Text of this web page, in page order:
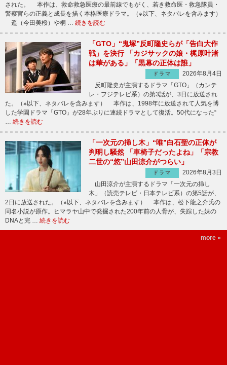
された。 本作は、救命救急医療の最前線でもがく、若き救命医・救急隊員・
警察官らの正義と成長を描く本格医療ドラマ。（※以下、ネタバレを含みます）
遥（今田美桜）や桐 … 続きを読む
「GTO」“鬼塚”反町隆史らが「告白大作
戦」を決行 「カジサックの娘・梶原叶渚
は華がある」「黒幕の正体は誰」
ドラマ
2026年8月4日
反町隆史が主演するドラマ「GTO」（カンテ
レ・フジテレビ系）の第3話が、3日に放送され
た。（※以下、ネタバレを含みます） 本作は、1998年に放送されて人気を博
した学園ドラマ「GTO」が28年ぶりに連続ドラマとして復活。50代になった“
続きを読む
「一次元の挿し木」“唯”白石聖の正体が
判明し騒然 「車椅子だったよね」「宗教
二世の“悠”山田涼介がつらい」
ドラマ
2026年8月3日
山田涼介が主演するドラマ「一次元の挿し
木」（読売テレビ・日本テレビ系）の第5話が、
2日に放送された。（※以下、ネタバレを含みます） 本作は、松下龍之介氏の
同名小説が原作。ヒマラヤ山中で発掘された200年前の人骨が、失踪した妹の
DNAと完 … 続きを読む
more »